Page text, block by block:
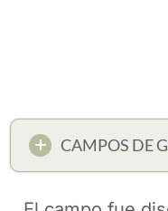
CAMPOS DE